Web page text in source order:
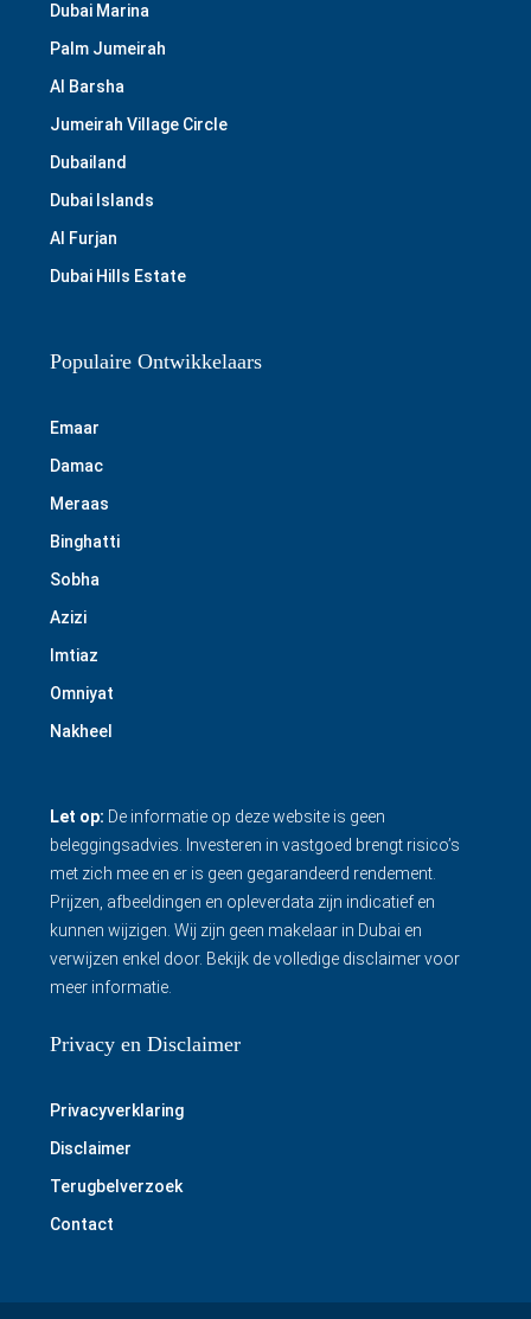
Dubai Marina
Palm Jumeirah
Al Barsha
Jumeirah Village Circle
Dubailand
Dubai Islands
Al Furjan
Dubai Hills Estate
Populaire Ontwikkelaars
Emaar
Damac
Meraas
Binghatti
Sobha
Azizi
Imtiaz
Omniyat
Nakheel
Let op: De informatie op deze website is geen
beleggingsadvies. Investeren in vastgoed brengt risico’s
met zich mee en er is geen gegarandeerd rendement.
Prijzen, afbeeldingen en opleverdata zijn indicatief en
kunnen wijzigen. Wij zijn geen makelaar in Dubai en
verwijzen enkel door. Bekijk de volledige disclaimervoor
meer informatie.
Privacy en Disclaimer
Privacyverklaring
Disclaimer
Terugbelverzoek
Contact